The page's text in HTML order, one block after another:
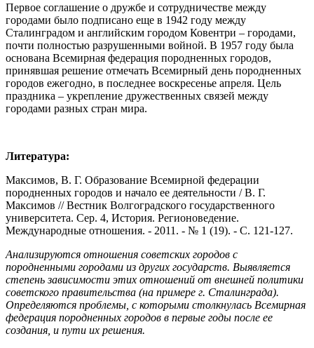
Первое соглашение о дружбе и сотрудничестве между
городами было подписано еще в 1942 году между
Сталинградом и английским городом Ковентри – городами,
почти полностью разрушенными войной. В 1957 году была
основана Всемирная федерация породненных городов,
принявшая решение отмечать Всемирный день породненных
городов ежегодно, в последнее воскресенье апреля. Цель
праздника – укрепление дружественных связей между
городами разных стран мира.
Литература:
Максимов, В. Г. Образование Всемирной федерации
породненных городов и начало ее деятельности / В. Г.
Максимов // Вестник Волгоградского государственного
университета. Сер. 4, История. Регионоведение.
Международные отношения. - 2011. - № 1 (19). - С. 121-127.
Анализируются отношения советских городов с
породненными городами из других государств. Выявляется
степень зависимости этих отношений от внешней политики
советского правительства (на примере г. Сталинграда).
Определяются проблемы, с которыми столкнулась Всемирная
федерация породненных городов в первые годы после ее
создания, и пути их решения.